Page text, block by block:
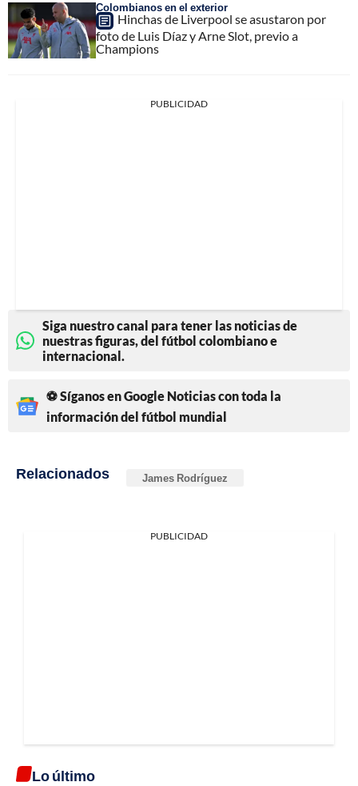
Colombianos en el exterior
Hinchas de Liverpool se asustaron por
foto de Luis Díaz y Arne Slot, previo a
Champions
PUBLICIDAD
Siga nuestro canal para tener las noticias de
nuestras figuras, del fútbol colombiano e
internacional.
⚽ Síganos en Google Noticias con toda la
información del fútbol mundial
Relacionados James Rodríguez
PUBLICIDAD
Lo último